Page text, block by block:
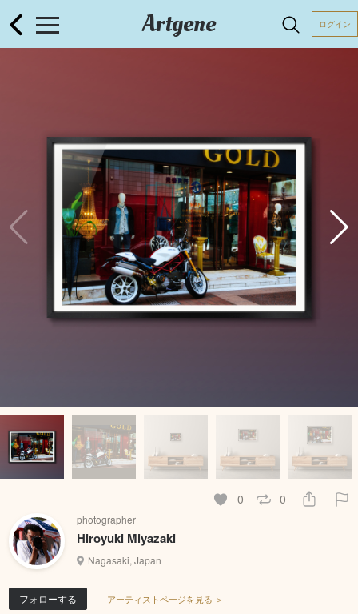
Artgene ログイン
0 0
photographer
Hiroyuki Miyazaki
Nagasaki, Japan
フォローする アーティストページを見る ＞